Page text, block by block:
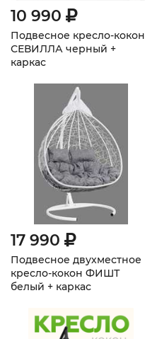
10 990
Подвесное кресло-кокон
СЕВИЛЛА черный +
каркас
17 990
Подвесное двухместное
кресло-кокон ФИШТ
белый + каркас